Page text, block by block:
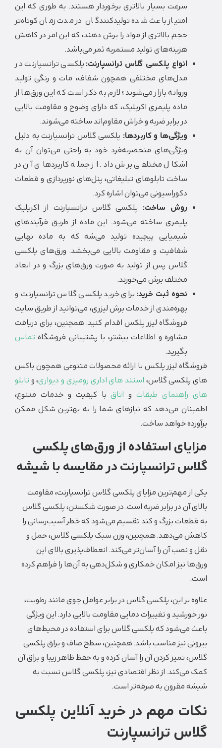
سرعت بسیار بالاتری برخوردار هستند. به طوری که این
امتیاز باعث شده تولیدکنندگان در مدت زمان کوتاه‌تر
حجم بالاتری از مواد را برش دهند، که این امر در کاهش
هزینه‌های تولید مستمربه ثمر می‌باشد.
انواع پلکسی گلاس ترانسپارنت:پلکسی ترانسپارنت در
مدل‌های مختلفی همچون شفاف، مات و رنگی تولید
وروانه بازار می‌شوند؛ لازم به ذکر است که این ورق‌ها از
ماده پلیمری اکریلیک، که دارای وضوح و مقاومت بالایی
در برابر ضربه و خراش مقاوم‌اند ساخته می‌شوند.
ویژگی‌ها و کاربردها: پلکسی گلاس ترانسپارنت به دلیل
ویژگی‌های منحصربه‌فرد خود به راحتی می‌توان آن به
اشکال مختلفی برش داد. از جمله کاربردهای آن در
ساخت تابلوهای تبلیغاتی، پنل‌های نورپردازی و قطعات
دکوراسیونی می‌توان اشاره کرد.
روش ساخت:پلکسی گلاس ترانسپارنت از اکریلیک
پلیمری ساخته می‌شود. این ماده از طریق فرآیندهای
شیمیایی پیچیده تولید می‌شه که به ماده نهایی
شفافیت و مقاومت بالایی می‌بخشد. ورق‌های پلکسی
گلاس پس از تولید به صورت ورق‌های بزرگ و در ابعاد
مختلف برش می‌خورند.
نحوه ثبت خرید:برای خرید پلکسی گلاس ترانسپارنت و
بهره‌مندی از خدمات برش لیزری، می‌توانید از طریق سایت
فروشگاه لیزر پلکس اقدام کنید. همچنین، برای دریافت
مشاوره و اطلاعات بیشتر، با پشتیبانی فروشگاهتماس
لیزر پلکس با ارائه محصولات متنوعی همچون باکس
گلاس،استند های اداری رومیزی و دیواری، و تابلو
طبقاتواتاقبا کیفیت و خدمات متنوع،
می‌دهد که نیازهای شما را به بهترین شکل ممکن
خواهد ساخت.
استفاده از ورق‌های پلکسی
ترانسپارنت در مقایسه با شیشه
مهم‌ترین مزایای پلکسی گلاس ترانسپارنت، مقاومت
آن در برابر ضربه است. در صورت شکستن، پلکسی گلاس
بزرگ و کند تقسیم می‌شود که خطر آسیب‌رسانی را
می‌دهد. همچنین، وزن سبک پلکسی گلاس، حمل و
نصب آن را آسان‌تر می‌کند. انعطاف‌پذیری بالای این
نیز امکان خمکاری و شکل‌دهی به آن‌ها را فراهم کرده
بر این، پلکسی گلاس در برابر عوامل جوی مانند رطوبت،
و تغییرات دمایی مقاومت بالایی دارد. این ویژگی
می‌شود که پلکسی گلاس برای استفاده در محیط‌های
نیز مناسب باشد. همچنین، سطح صاف و براق پلکسی
تمیز کردن آن را آسان کرده و به حفظ ظاهر زیبا و براق آن
از نظر اقتصادی نیز، پلکسی گلاس نسبت به
مقرون به صرفه‌تر است.
مهم در خرید آنلاین پلکسی
ترانسپارنت